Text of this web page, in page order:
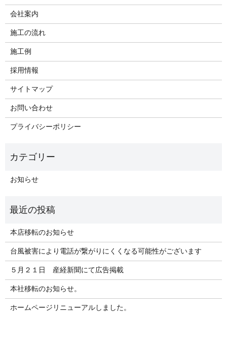
会社案内
施工の流れ
施工例
採用情報
サイトマップ
お問い合わせ
プライバシーポリシー
お知らせ
本店移転のお知らせ
台風被害により電話が繋がりにくくなる可能性がございます
５月２１日 産経新聞にて広告掲載
本社移転のお知らせ。
ホームページリニューアルしました。